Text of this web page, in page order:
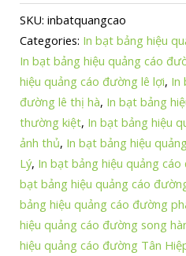
bảng
hiệu
quảng
cáo
Hóc
Môn
quantity
SKU:inbatquangcao
Categories: In bạt bảng hiệu
In bạt bảng hiệu quảng cáo
hiệu quảng cáo đường lê lợi, In
đường lê thị hà, In bạt bảng
thường kiệt, In bạt bảng hiệu
ảnh thủ, In bạt bảng hiệu
Lý, In bạt bảng hiệu quảng
bạt bảng hiệu quảng cáo
bảng hiệu quảng cáo đường
hiệu quảng cáo đường song
hiệu quảng cáo đường Tân